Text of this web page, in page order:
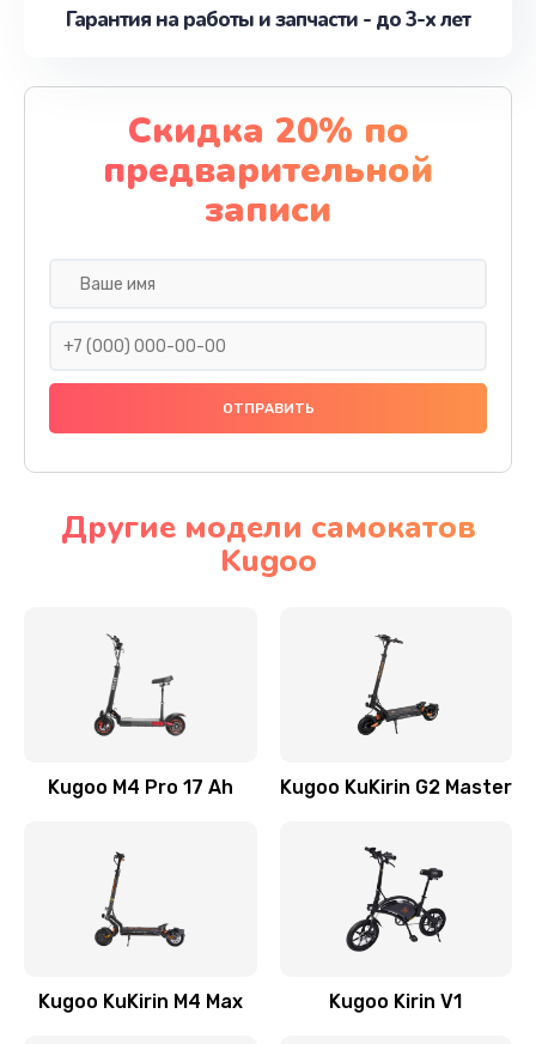
Гарантия на работы и запчасти - до 3-х лет
Скидка 20% по
предварительной
записи
Другие модели самокатов
Kugoo
Kugoo M4 Pro 17 Ah Kugoo KuKirin G2 Master
Kugoo KuKirin M4 Max Kugoo Kirin V1